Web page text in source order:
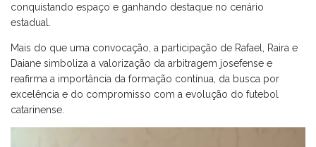
conquistando espaço e ganhando destaque no cenário
estadual.
Mais do que uma convocação, a participação de Rafael, Raira e
Daiane simboliza a valorização da arbitragem josefense e
reafirma a importância da formação contínua, da busca por
excelência e do compromisso com a evolução do futebol
catarinense.